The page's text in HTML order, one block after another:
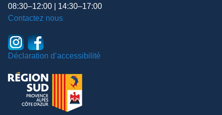
08:30–12:00 | 14:30–17:00
Contactez nous
Déclaration d’accessibilité